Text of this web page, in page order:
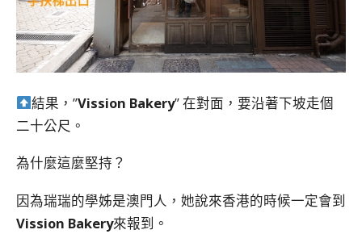
結果，”Vission Bakery” 在對面，要沿著下坡走個
二十公尺。
為什麼這麼堅持？
因為瑞瑞的學姊是澳門人，她說來香港的時候一定會到
Vission Bakery來報到。